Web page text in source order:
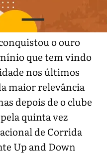
o ouro
que tem vindo
nos últimos
maior relevância
depois de o clube
quinta vez
de Corrida
Up and Down